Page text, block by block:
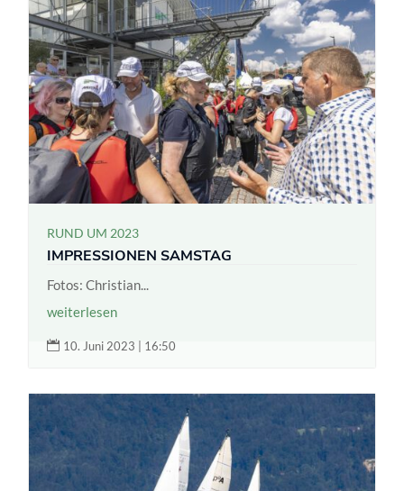
RUND UM 2023
IMPRESSIONEN SAMSTAG
Fotos: Christian...
weiterlesen
 10. Juni 2023 | 16:50